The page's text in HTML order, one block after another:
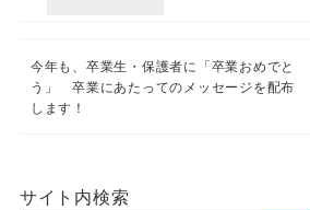
今年も、卒業生・保護者に「卒業おめでと
う」 卒業にあたってのメッセージを配布
します！
サイト内検索